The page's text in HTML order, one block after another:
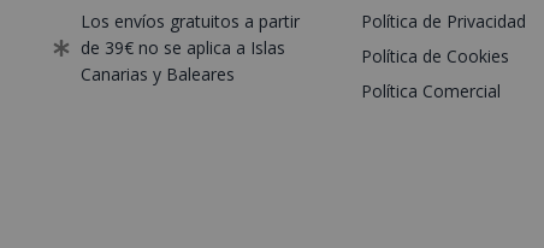
Los envíos gratuitos a partir
de 39€ no se aplica a Islas
Canarias y Baleares
Política de Privacidad
Política de Cookies
Política Comercial